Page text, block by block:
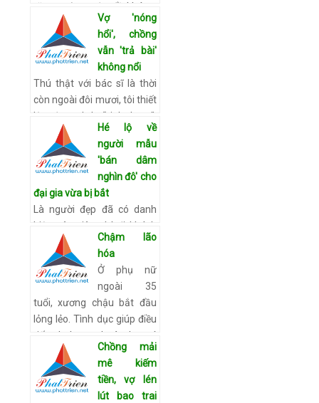
tăng cường sức đề kháng,
giảm đau và giảm viêm
nhiễm âm đạo. Chị em có
biết có bao nhiêu “chú” tinh
Xem chi tiết
Vợ 'nóng
hổi', chồng
vẫn 'trả bài'
không nổi
Thú thật với bác sĩ là thời
còn ngoài đôi mươi, tôi thiết
lập được lịch “sinh hoạt”:
sau cữ đầu, khoảng 10
phút sau là xé nháp để làm
cữ chính. Tôi …
Xem chi tiết
Hé lộ về
người mẫu
'bán dâm
nghìn đô' cho
đại gia vừa bị bắt
Là người đẹp đã có danh
hiệu nên tiêu chí đi khách
của hotgirl này phải là
doanh nhân, khách sạn để
tiếp khách phải thuộc hạng
sang. Vụ mua bán dâm …
Xem chi tiết
Chậm lão
hóa
Ở phụ nữ
ngoài 35
tuổi, xương chậu bắt đầu
lỏng lẻo. Tình dục giúp điều
tiết cholesterol và duy trì
mật độ xương, giảm chứng
loãng xương. Ngăn ngừa …
Xem chi tiết
Chồng mải
mê kiếm
tiền, vợ lén
lút bao trai